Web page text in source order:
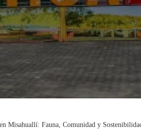
Misahuallí: Fauna, Comunidad y